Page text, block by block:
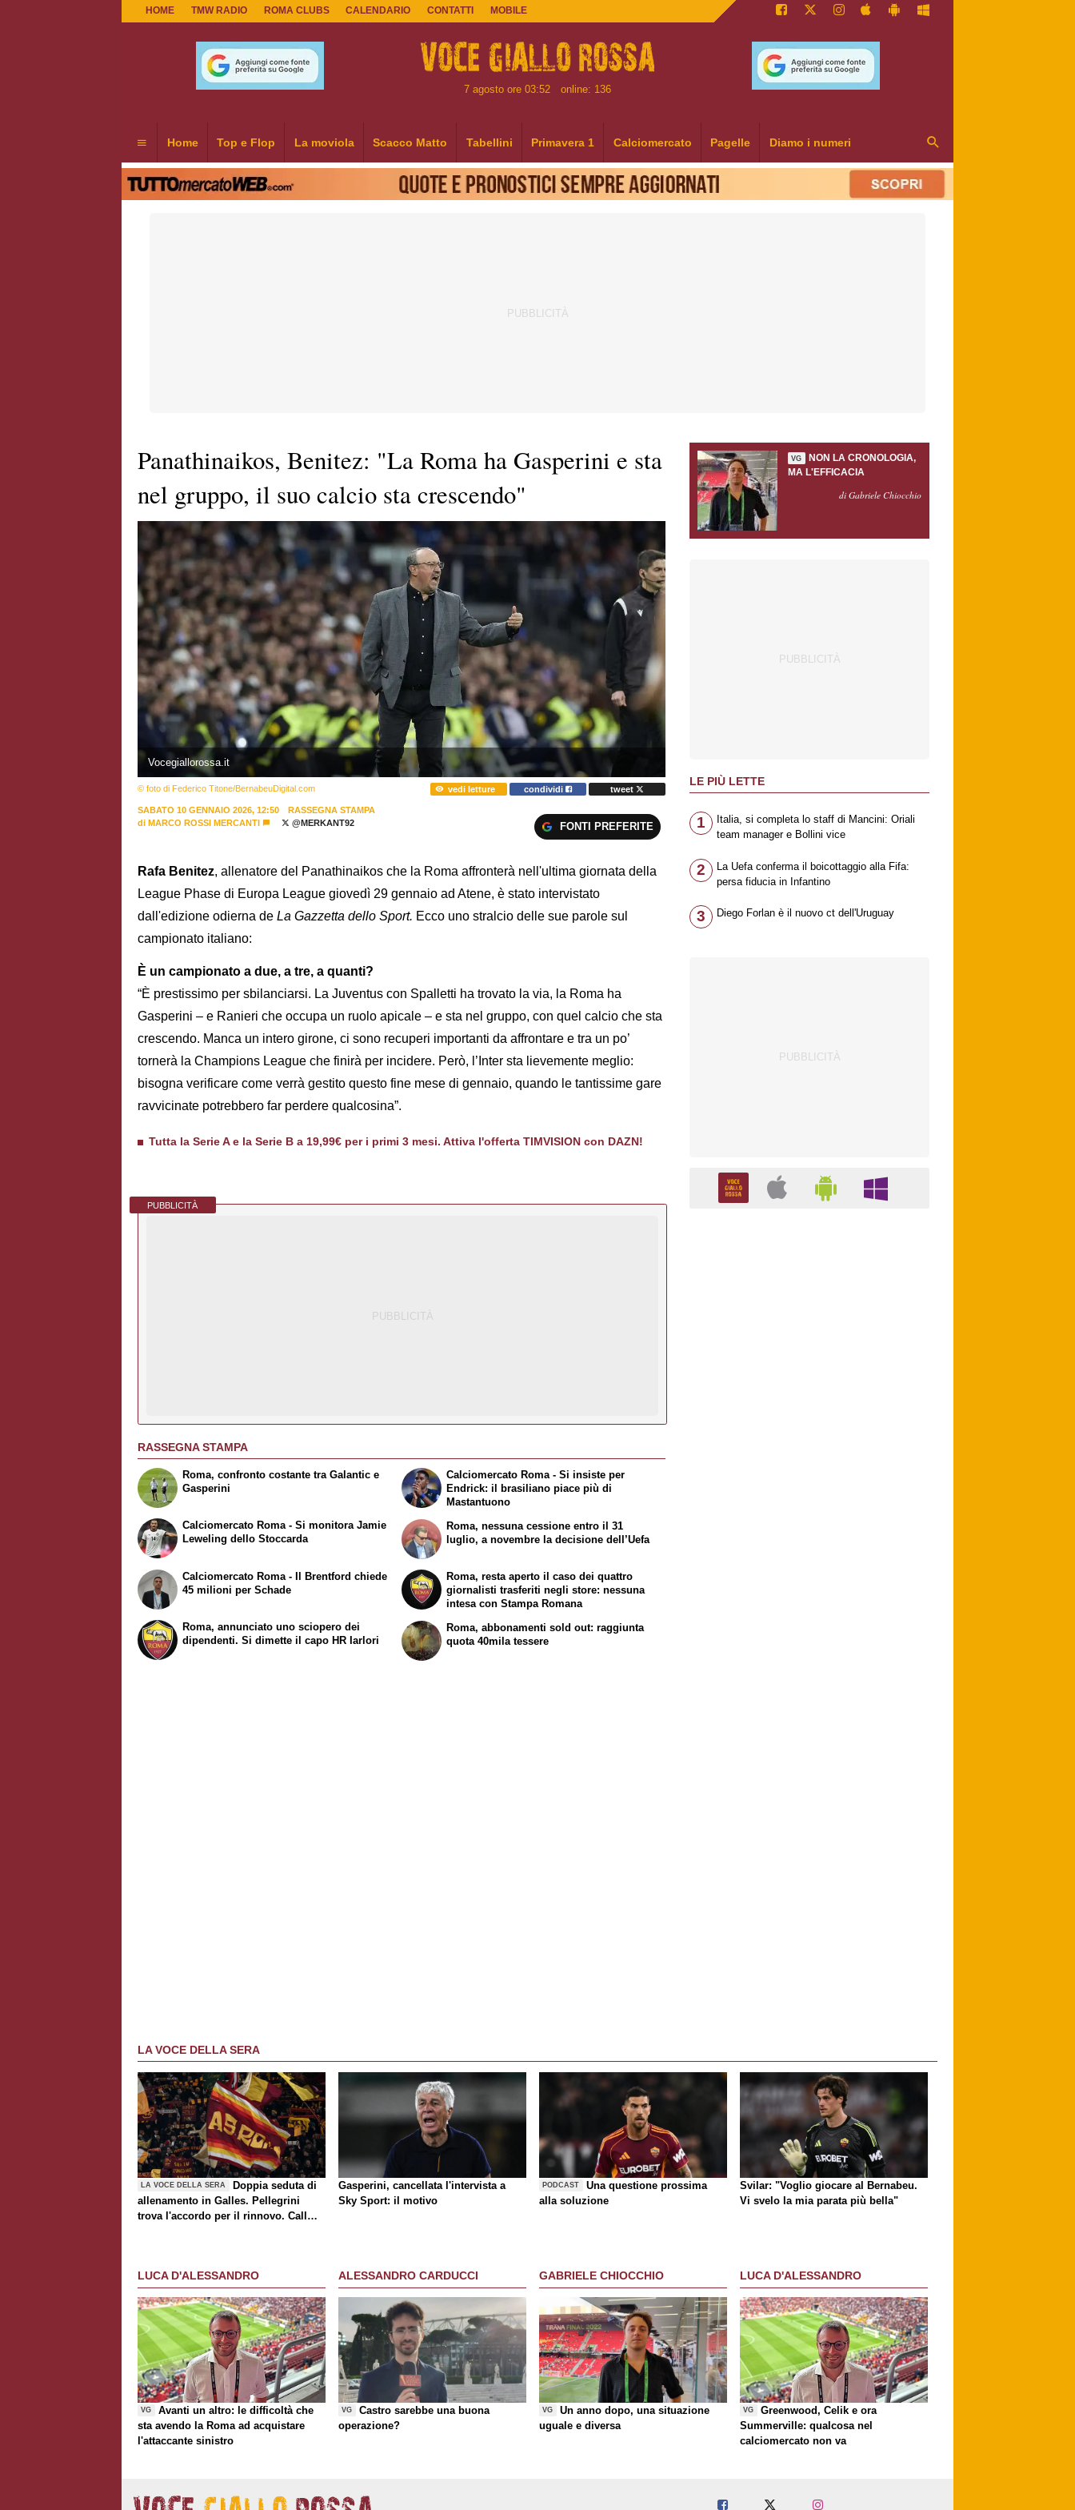
HOME TMW RADIO ROMA CLUBS CALENDARIO CONTATTI MOBILE
7 agosto ore 03:52 online: 136
Home Top e Flop La moviola Scacco Matto Tabellini Primavera 1 Calciomercato Pagelle Diamo i numeri
Panathinaikos, Benitez: "La Roma ha Gasperini e sta
nel gruppo, il suo calcio sta crescendo"
Vocegiallorossa.it
© foto di Federico Titone/BernabeuDigital.com vedi letture condividi tweet
SABATO 10 GENNAIO 2026, 12:50
RASSEGNA STAMPA
di MARCO ROSSI MERCANTI @MERKANT92 FONTI PREFERITE
Rafa Benitez, allenatore del Panathinaikos che la Roma affronterà nell'ultima giornata della
League Phase di Europa League giovedì 29 gennaio ad Atene, è stato intervistato
dall'edizione odierna de La Gazzetta dello Sport. Ecco uno stralcio delle sue parole sul
campionato italiano:
È un campionato a due, a tre, a quanti?
“È prestissimo per sbilanciarsi. La Juventus con Spalletti ha trovato la via, la Roma ha
Gasperini – e Ranieri che occupa un ruolo apicale – e sta nel gruppo, con quel calcio che sta
crescendo. Manca un intero girone, ci sono recuperi importanti da affrontare e tra un po’
tornerà la Champions League che finirà per incidere. Però, l’Inter sta lievemente meglio:
bisogna verificare come verrà gestito questo fine mese di gennaio, quando le tantissime gare
ravvicinate potrebbero far perdere qualcosina”.
Tutta la Serie A e la Serie B a 19,99€ per i primi 3 mesi. Attiva l'offerta TIMVISION con DAZN!
PUBBLICITÀ
RASSEGNA STAMPA
Roma, confronto costante tra Galantic e
Gasperini
Calciomercato Roma - Si monitora Jamie
Leweling dello Stoccarda
Calciomercato Roma - Si insiste per
Endrick: il brasiliano piace più di
Mastantuono
Roma, nessuna cessione entro il 31
luglio, a novembre la decisione dell’Uefa
Calciomercato Roma - Il Brentford chiede
45 milioni per Schade
Roma, annunciato uno sciopero dei
dipendenti. Si dimette il capo HR Iarlori
Roma, resta aperto il caso dei quattro
giornalisti trasferiti negli store: nessuna
intesa con Stampa Romana
Roma, abbonamenti sold out: raggiunta
quota 40mila tessere
VG
NON LA CRONOLOGIA,
MA L'EFFICACIA
di Gabriele Chiocchio
LE PIÙ LETTE
1
Italia, si completa lo staff di Mancini: Oriali
team manager e Bollini vice
2
La Uefa conferma il boicottaggio alla Fifa:
persa fiducia in Infantino
3 Diego Forlan è il nuovo ct dell'Uruguay
LA VOCE DELLA SERA
LA VOCE DELLA SERA
Doppia seduta di
allenamento in Galles. Pellegrini
trova l'accordo per il rinnovo. Call
Gasperini, cancellata l'intervista a
Sky Sport: il motivo
PODCAST
Una questione prossima
alla soluzione
Svilar: "Voglio giocare al Bernabeu.
Vi svelo la mia parata più bella"
LUCA D'ALESSANDRO
VG
Avanti un altro: le difficoltà che
sta avendo la Roma ad acquistare
l'attaccante sinistro
ALESSANDRO CARDUCCI
VG
Castro sarebbe una buona
operazione?
GABRIELE CHIOCCHIO
VG
Un anno dopo, una situazione
uguale e diversa
LUCA D'ALESSANDRO
VG
Greenwood, Celik e ora
Summerville: qualcosa nel
calciomercato non va